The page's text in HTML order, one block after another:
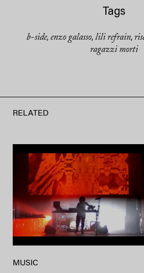
Tags
b-side, enzo galasso, lili refrain,
ragazzi morti
RELATED
MUSIC